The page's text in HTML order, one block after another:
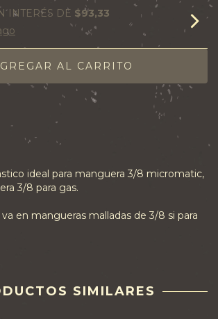
INTERÉS DE $93,33
ideal para manguera 3/8 micromatic,
3/8 para gas.
en mangueras malladas de 3/8 si para
SIMILARES